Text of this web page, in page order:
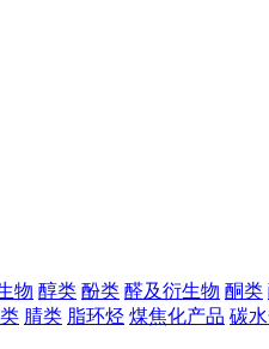
物 醇类 酚类 醛及衍生物 酮类
腈类 脂环烃 煤焦化产品 碳